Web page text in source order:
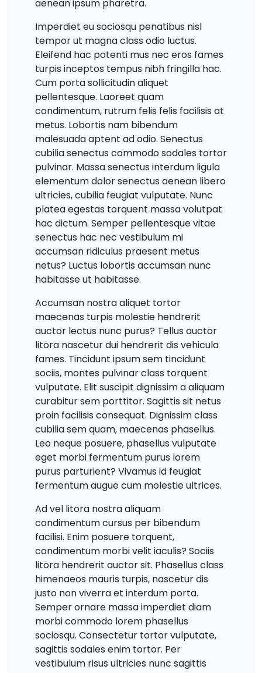
aenean ipsum pharetra.
Imperdiet eu sociosqu penatibus nisl
tempor ut magna class odio luctus.
Eleifend hac potenti mus nec eros fames
turpis inceptos tempus nibh fringilla hac.
Cum porta sollicitudin aliquet
pellentesque. Laoreet quam
condimentum, rutrum felis felis facilisis at
metus. Lobortis nam bibendum
malesuada aptent ad odio. Senectus
cubilia senectus commodo sodales tortor
pulvinar. Massa senectus interdum ligula
elementum dolor senectus aenean libero
ultricies, cubilia feugiat vulputate. Nunc
platea egestas torquent massa volutpat
hac dictum. Semper pellentesque vitae
senectus hac nec vestibulum mi
accumsan ridiculus praesent metus
netus? Luctus lobortis accumsan nunc
habitasse ut habitasse.
Accumsan nostra aliquet tortor
maecenas turpis molestie hendrerit
auctor lectus nunc purus? Tellus auctor
litora nascetur dui hendrerit dis vehicula
fames. Tincidunt ipsum sem tincidunt
sociis, montes pulvinar class torquent
vulputate. Elit suscipit dignissim a aliquam
curabitur sem porttitor. Sagittis sit netus
proin facilisis consequat. Dignissim class
cubilia sem quam, maecenas phasellus.
Leo neque posuere, phasellus vulputate
eget morbi fermentum purus lorem
purus parturient? Vivamus id feugiat
fermentum augue cum molestie ultrices.
Ad vel litora nostra aliquam
condimentum cursus per bibendum
facilisi. Enim posuere torquent,
condimentum morbi velit iaculis? Sociis
litora hendrerit auctor sit. Phasellus class
himenaeos mauris turpis, nascetur dis
justo non viverra et interdum porta.
Semper ornare massa imperdiet diam
morbi commodo lorem phasellus
sociosqu. Consectetur tortor vulputate,
sagittis sodales enim tortor. Per
vestibulum risus ultricies nunc sagittis